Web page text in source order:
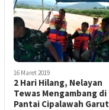
16 Maret 2019
2 Hari Hilang, Nelayan
Tewas Mengambang di
Pantai Cipalawah Garut